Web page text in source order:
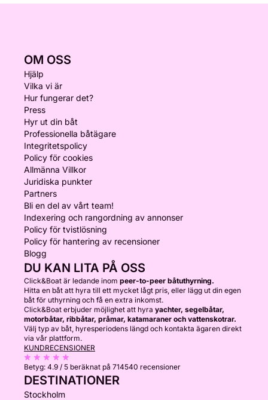
OM OSS
Hjälp
Vilka vi är
Hur fungerar det?
Press
Hyr ut din båt
Professionella båtägare
Integritetspolicy
Policy för cookies
Allmänna Villkor
Juridiska punkter
Partners
Bli en del av vårt team!
Indexering och rangordning av annonser
Policy för tvistlösning
Policy för hantering av recensioner
Blogg
DU KAN LITA PÅ OSS
Click&Boat är ledande inom peer-to-peer båtuthyrning.
Hitta en båt att hyra till ett mycket lågt pris, eller lägg ut din egen
båt för uthyrning och få en extra inkomst.
Click&Boat erbjuder möjlighet att hyra yachter, segelbåtar,
motorbåtar, ribbåtar, pråmar, katamaraner och vattenskotrar.
Välj typ av båt, hyresperiodens längd och kontakta ägaren direkt
via vår plattform.
KUNDRECENSIONER
Betyg: 4.9 / 5 beräknat på 714540 recensioner
DESTINATIONER
Stockholm